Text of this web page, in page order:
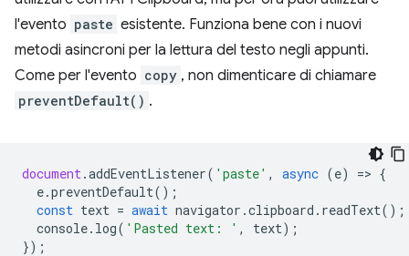
l'evento paste esistente. Funziona bene con i nuovi
metodi asincroni per la lettura del testo negli appunti.
Come per l'evento copy , non dimenticare di chiamare
preventDefault() .
document.addEventListener( 'paste' , async (e) => {
e.preventDefault();
const text = await navigator .clipboard . readText();
console. log( 'Pasted text: ' , text);
});